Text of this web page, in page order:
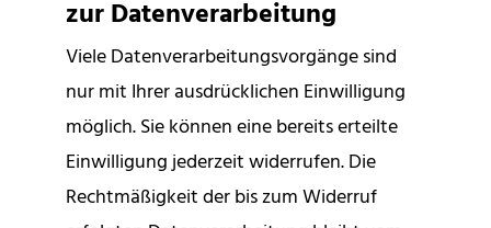
zur Datenverarbeitung
Viele Datenverarbeitungsvorgänge sind
nur mit Ihrer ausdrücklichen Einwilligung
möglich. Sie können eine bereits erteilte
Einwilligung jederzeit widerrufen. Die
Rechtmäßigkeit der bis zum Widerruf